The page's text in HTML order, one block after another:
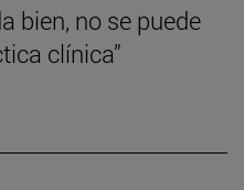
bien, no se puede
clínica”